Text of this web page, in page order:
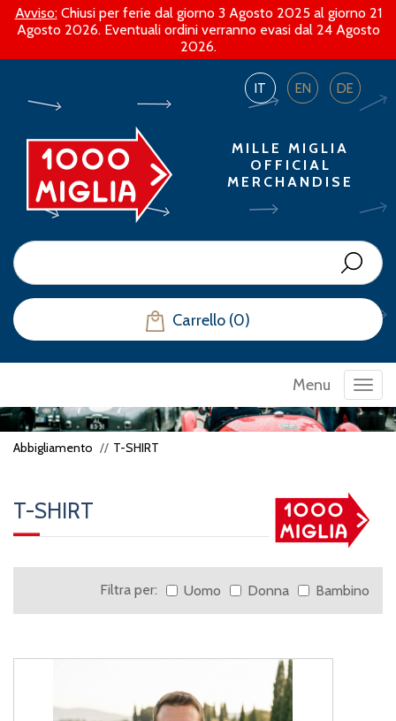
Avviso:Chiusi per ferie dal giorno 3 Agosto 2025 al giorno 21
Agosto 2026. Eventuali ordini verranno evasi dal 24 Agosto
2026.
IT EN DE
MILLE MIGLIA
OFFICIAL
MERCHANDISE
Carrello (0)
Menu
Abbigliamento T-SHIRT
T-SHIRT
Filtra per: Uomo Donna Bambino